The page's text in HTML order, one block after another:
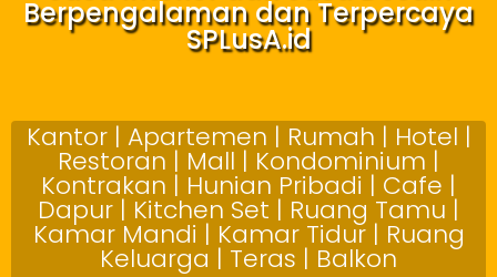
Berpengalaman dan Terpercaya
SPLusA.id
Kantor | Apartemen | Rumah | Hotel |
Restoran | Mall | Kondominium |
Kontrakan | Hunian Pribadi | Cafe |
Dapur | Kitchen Set | Ruang Tamu |
Kamar Mandi | Kamar Tidur | Ruang
Keluarga | Teras | Balkon